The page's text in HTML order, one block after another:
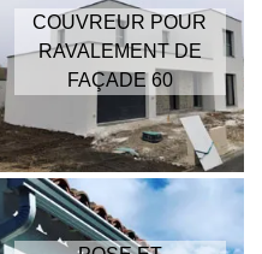
COUVREUR POUR
RAVALEMENT DE
FAÇADE 60